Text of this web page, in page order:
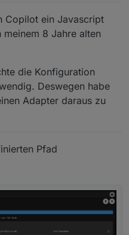
Copilot ein Javascript
8 Jahre alten
die Konfiguration
Deswegen habe
Adapter daraus zu
Pfad